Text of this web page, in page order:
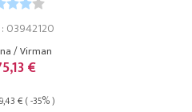
: 03942120
/ Virman
€
€ ( -35% )